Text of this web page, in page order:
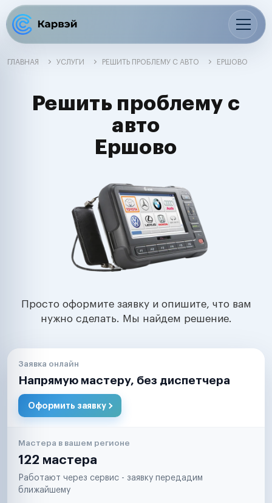
ГЛАВНАЯ УСЛУГИ РЕШИТЬ ПРОБЛЕМУ С АВТО ЕРШОВО
Решить проблему с
авто
Ершово
Просто оформите заявку и опишите, что вам
нужно сделать. Мы найдем решение.
Заявка онлайн
Напрямую мастеру, без диспетчера
Оформить заявку
Мастера в вашем регионе
122 мастера
Работают через сервис - заявку передадим
ближайшему